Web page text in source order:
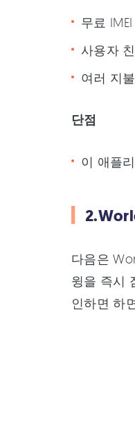
무료
사용자
여러 지
단점
이 애플
다음은
윙을 즉시
인하면 하